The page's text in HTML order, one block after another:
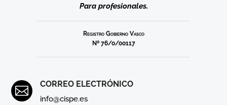
Para profesionales.
Registro Gobierno Vasco
Nº 76/0/00117

CORREO ELECTRÓNICO
info@cispe.es